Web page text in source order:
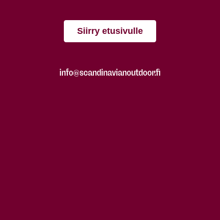
Siirry etusivulle
info@scandinavianoutdoor.fi